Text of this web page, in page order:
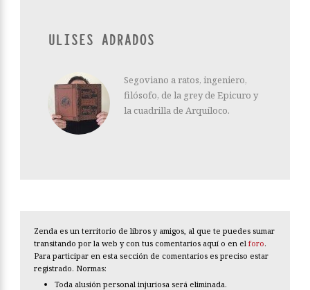
ULISES ADRADOS
Segoviano a ratos, ingeniero,
filósofo, de la grey de Epicuro y
la cuadrilla de Arquíloco.
Zenda es un territorio de libros y amigos, al que te puedes sumar
transitando por la web y con tus comentarios aquí o en el foro.
Para participar en esta sección de comentarios es preciso estar
registrado. Normas:
Toda alusión personal injuriosa será eliminada.